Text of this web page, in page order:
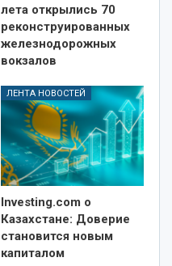
лета открылись 70
реконструированных
железнодорожных
вокзалов
ЛЕНТА НОВОСТЕЙ
Investing.com о
Казахстане: Доверие
становится новым
капиталом